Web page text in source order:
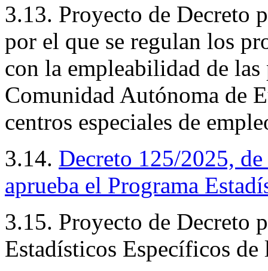
3.13. Proyecto de Decreto
por el que se regulan los
con la empleabilidad de las
Comunidad Autónoma de
centros especiales de
3.14. Decreto 125/2025,
aprueba el Programa
3.15. Proyecto de Decreto
Estadísticos Específicos